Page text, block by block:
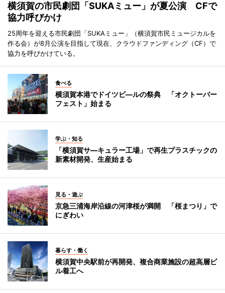
横須賀の市民劇団「SUKAミュー」が夏公演 CFで
協力呼びかけ
25周年を迎える市民劇団「SUKAミュー」（横須賀市民ミュージカルを
作る会）が8月公演を目指して現在、クラウドファンディング（CF）で
協力を呼びかけている。
食べる
横須賀本港でドイツビ―ルの祭典 「オクトーバー
フェスト」始まる
学ぶ・知る
「横須賀サ―キュラー工場」で再生プラスチックの
新素材開発、生産始まる
見る・遊ぶ
京急三浦海岸沿線の河津桜が満開 「桜まつり」で
にぎわい
暮らす・働く
横須賀中央駅前が再開発、複合商業施設の超高層ビ
ル着工へ